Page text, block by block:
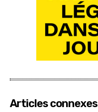
Articles connexes